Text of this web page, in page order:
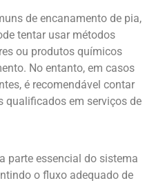
de encanamento de pia,
tentar usar métodos
ou produtos químicos
No entanto, em casos
é recomendável contar
qualificados em serviços de
parte essencial do sistema
o fluxo adequado de